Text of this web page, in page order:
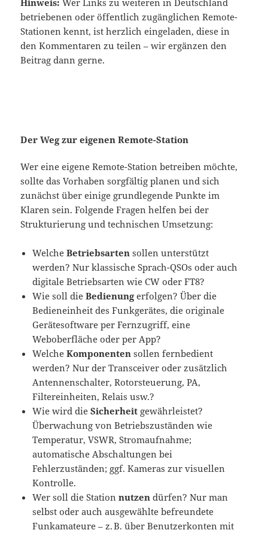
betriebenen oder öffentlich zugänglichen Remote-
Stationen kennt, ist herzlich eingeladen, diese in
den Kommentaren zu teilen – wir ergänzen den
Beitrag dann gerne.
Der Weg zur eigenen Remote-Station
Wer eine eigene Remote-Station betreiben möchte,
sollte das Vorhaben sorgfältig planen und sich
zunächst über einige grundlegende Punkte im
Klaren sein. Folgende Fragen helfen bei der
Strukturierung und technischen Umsetzung:
WelcheBetriebsarten sollen unterstützt
werden? Nur klassische Sprach-QSOs oder auch
digitale Betriebsarten wie CW oder FT8?
Wie soll dieBedienungerfolgen? Über die
Bedieneinheit des Funkgerätes, die originale
Gerätesoftware per Fernzugriff, eine
Weboberfläche oder per App?
WelcheKomponenten sollen fernbedient
werden? Nur der Transceiver oder zusätzlich
Antennenschalter, Rotorsteuerung, PA,
Filtereinheiten, Relais usw.?
Wie wird dieSicherheit gewährleistet?
Überwachung von Betriebszuständen wie
Temperatur, VSWR, Stromaufnahme;
automatische Abschaltungen bei
Fehlerzuständen; ggf. Kameras zur visuellen
Kontrolle.
Wer soll die Stationnutzen dürfen? Nur man
selbst oder auch ausgewählte befreundete
Funkamateure – z. B. über Benutzerkonten mit